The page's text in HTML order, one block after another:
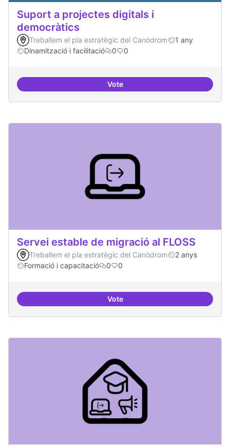
Suport a projectes digitals i
democràtics
Treballem el pla estratègic del Canòdrom
1 any
Dinamització i facilitació
0 0
VoteSuport a projectes digitals i
Servei estable de migració al FLOSS
Treballem el pla estratègic del Canòdrom
2 anys
Formació i capacitació
0 0
VoteServei estable de migració al